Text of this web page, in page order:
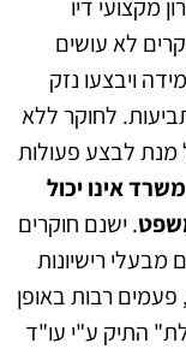
מקצועי דיו
לא עושים
ויבצעו נזק
לחוקר ללא
מנת לבצע פעולות
אינו יכול
. ישנם חוקרים
מבעלי רישיונות
רבות באופן
התיק ע"י עו"ד